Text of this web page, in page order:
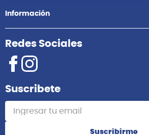
Información
Redes Sociales
Suscribete
Suscribirme